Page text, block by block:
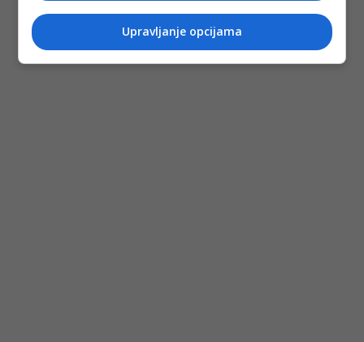
Upravljanje opcijama